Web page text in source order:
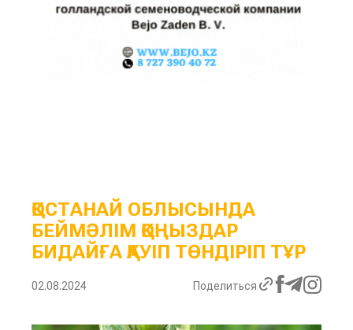
ҚОСТАНАЙ ОБЛЫСЫНДА
БЕЙМӘЛІМ ҚОҢЫЗДАР
БИДАЙҒА ҚАУІП ТӨНДІРІП ТҰР
02.08.2024 Поделиться